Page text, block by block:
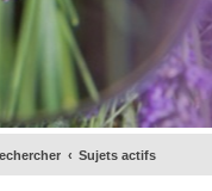
Sujets actifs